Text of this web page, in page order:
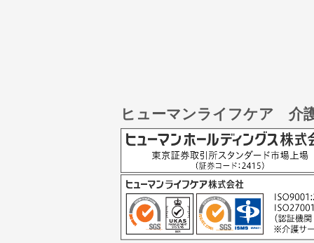
ヒューマンライフケア 介